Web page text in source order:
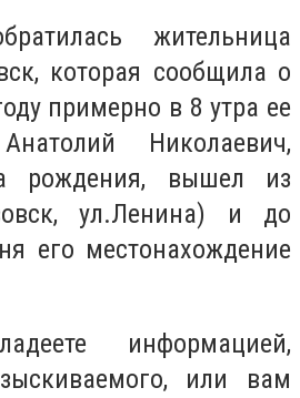
жительница
которая сообщила о
примерно в 8 утра ее
Николаевич,
рождения, вышел из
ул.Ленина) и до
его местонахождение
информацией,
или вам